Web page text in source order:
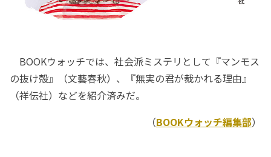
BOOKウォッチでは、社会派ミステリとして『マンモス
の抜け殻』（文藝春秋）、『無実の君が裁かれる理由』
（祥伝社）などを紹介済みだ。
（BOOKウォッチ編集部）